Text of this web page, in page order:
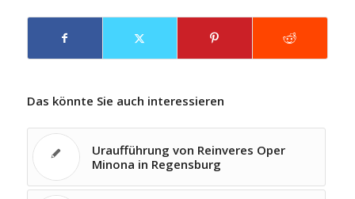
Das könnte Sie auch interessieren
Uraufführung von Reinveres Oper
Minona in Regensburg